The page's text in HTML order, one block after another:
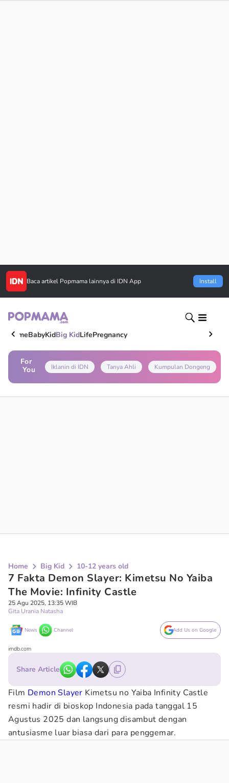
Baca artikel Popmama lainnya di IDN App Install
HomeBabyKidBig KidLifePregnancy
For
You
Iklanin di IDN Tanya Ahli Kumpulan Dongeng
Home Big Kid 10-12 years old
7 Fakta Demon Slayer: Kimetsu No Yaiba
The Movie: Infinity Castle
25 Agu 2025, 13:35 WIB
Gita Urania Natasha
News Channel Add Us on Google
imdb.com
Share Article
Film Demon Slayer Kimetsu no Yaiba Infinity Castle
resmi hadir di bioskop Indonesia pada tanggal 15
Agustus 2025 dan langsung disambut dengan
antusiasme luar biasa dari para penggemar.